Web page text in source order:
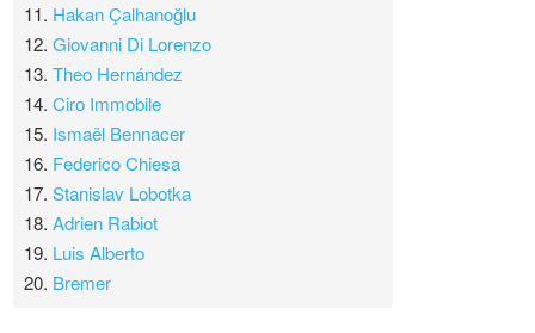
11. Hakan Çalhanoğlu
12.Giovanni Di Lorenzo
13.Theo Hernández
14.Ciro Immobile
15. Ismaël Bennacer
16. Federico Chiesa
17.Stanislav Lobotka
18.Adrien Rabiot
19. Luis Alberto
20. Bremer